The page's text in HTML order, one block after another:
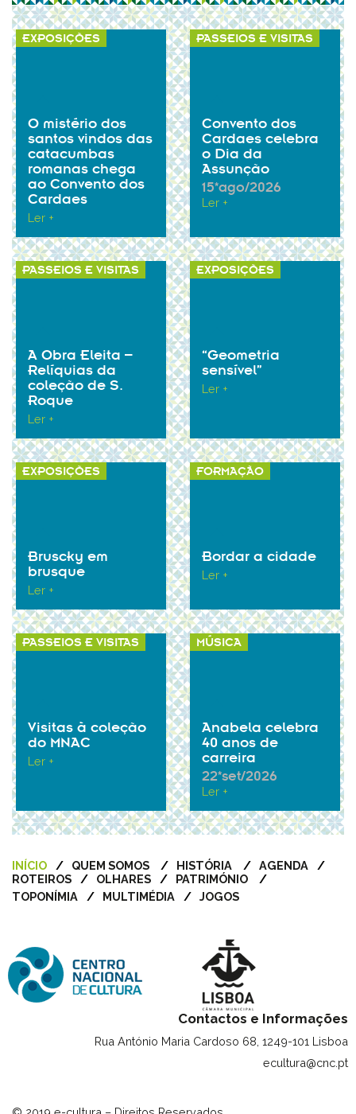
O mistério dos
santos vindos das
catacumbas
romanas chega
ao Convento dos
Cardaes
Ler +
EXPOSIÇÕES
Convento dos
Cardaes celebra
o Dia da
Assunção
15*ago/2026
Ler +
PASSEIOS E VISITAS
A Obra Eleita –
Relíquias da
coleção de S.
Roque
Ler +
PASSEIOS E VISITAS
“Geometria
sensível”
Ler +
EXPOSIÇÕES
Bruscky em
brusque
Ler +
EXPOSIÇÕES
Bordar a cidade
Ler +
FORMAÇÃO
Visitas à coleção
do MNAC
Ler +
PASSEIOS E VISITAS
Anabela celebra
40 anos de
carreira
22*set/2026
Ler +
MÚSICA
INÍCIO QUEM SOMOS HISTÓRIA
AGENDA
ROTEIROS
OLHARES
PATRIMÓNIO
TOPONÍMIA
MULTIMÉDIA JOGOS
Contactos e Informações
Rua António Maria Cardoso 68, 1249-101 Lisboa
ecultura@cnc.pt